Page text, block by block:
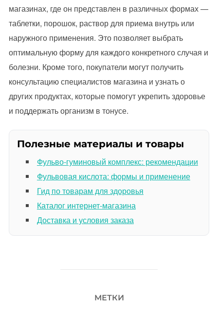
магазинах, где он представлен в различных формах —
таблетки, порошок, раствор для приема внутрь или
наружного применения. Это позволяет выбрать
оптимальную форму для каждого конкретного случая и
болезни. Кроме того, покупатели могут получить
консультацию специалистов магазина и узнать о
других продуктах, которые помогут укрепить здоровье
и поддержать организм в тонусе.
Полезные материалы и товары
Фульво-гуминовый комплекс: рекомендации
Фульвовая кислота: формы и применение
Гид по товарам для здоровья
Каталог интернет-магазина
Доставка и условия заказа
МЕТКИ